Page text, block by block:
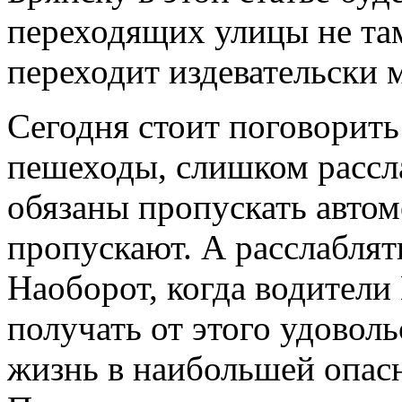
переходящих улицы не
переходит издевательски
Сегодня стоит
пешеходы, слишком
обязаны пропускать
пропускают. А
Наоборот, когда
получать от этого
жизнь в наибольшей